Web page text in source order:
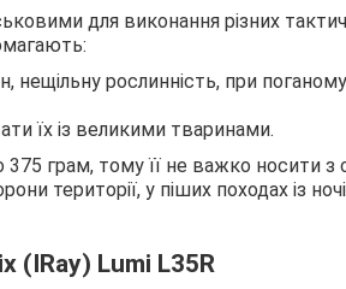
для виконання різних
нещільну рослинність, при поганому
їх із великими тваринами.
грам, тому її не важко носити з
території, у піших походах із
(IRay) Lumi L35R